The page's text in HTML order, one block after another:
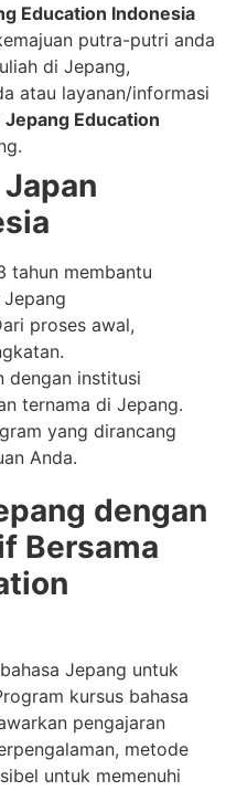
Education Indonesia
putra-putri anda
di Jepang,
atau layanan/informasi
Jepang Education
tahun membantu
proses awal,
dengan institusi
ternama di Jepang.
yang dirancang
Anda.
dengan
Bersama
Jepang untuk
kursus bahasa
pengajaran
metode
untuk memenuhi